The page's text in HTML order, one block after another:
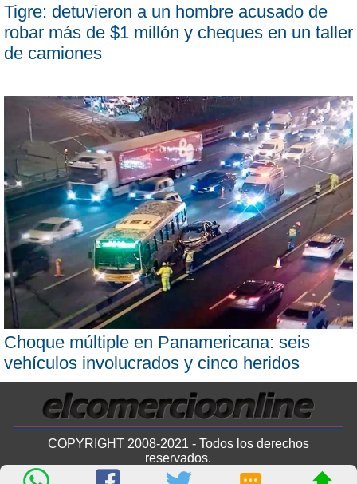
Tigre: detuvieron a un hombre acusado de
robar más de $1 millón y cheques en un taller
de camiones
Choque múltiple en Panamericana: seis
vehículos involucrados y cinco heridos
COPYRIGHT 2008-2021 - Todos los derechos
reservados.